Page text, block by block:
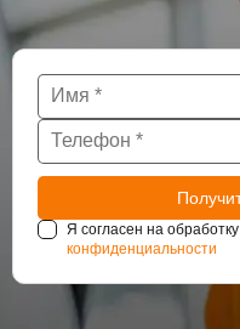
Я согласен на обработку
конфиденциальности